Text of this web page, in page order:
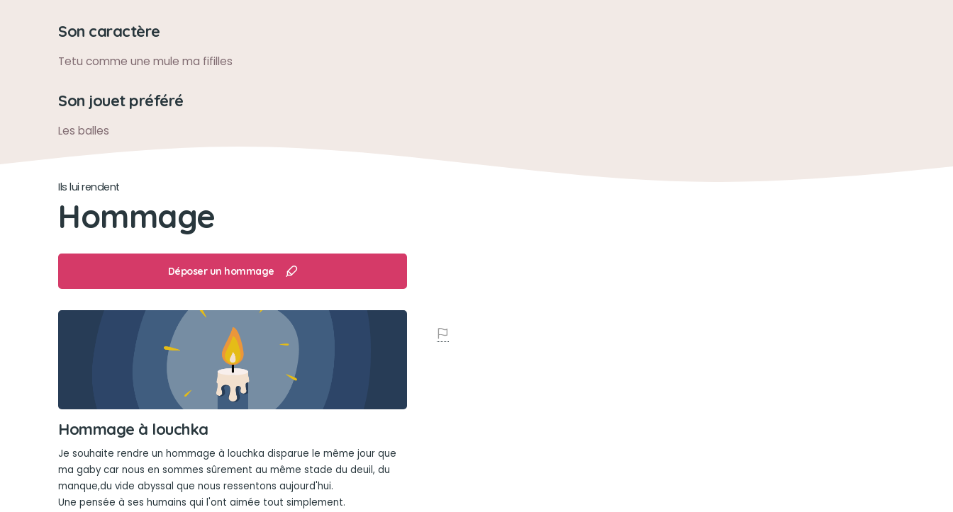
Son caractère
Tetu comme une mule ma fifilles
Son jouet préféré
Les balles
Ils lui rendent
Hommage
Déposer un hommage
Hommage à louchka
Je souhaite rendre un hommage à louchka disparue le même jour que
ma gaby car nous en sommes sûrement au même stade du deuil, du
manque,du vide abyssal que nous ressentons aujourd'hui.
Une pensée à ses humains qui l'ont aimée tout simplement.